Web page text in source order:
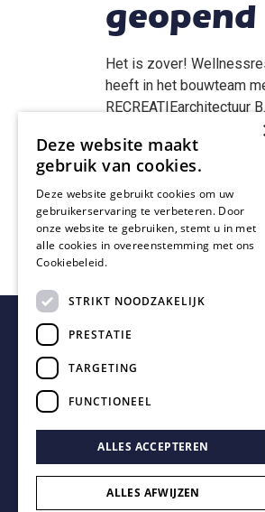
geopend
Het is zover!
heeft in het bouwteam
RECREATIEarchitectuur
de Technische
techniek voor de
unieke wellnesstuin, is
onze opdrachtgever
Kijk voor meer informatie
Deze website maakt
gebruik van cookies.
Deze website gebruikt cookies om uw
gebruikerservaring te verbeteren. Door
onze website te gebruiken, stemt u in met
alle cookies in overeenstemming met ons
Cookiebeleid.
STRIKT NOODZAKELIJK
PRESTATIE
TARGETING
FUNCTIONEEL
ALLES ACCEPTEREN
ALLES AFWIJZEN